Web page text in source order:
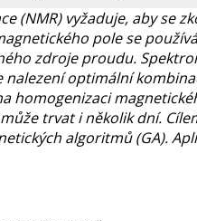
(NMR) vyžaduje, aby se
pole se
zdroje proudu.
nalezení optimální
homogenizaci
trvat i několik dní.
algoritmů (GA).